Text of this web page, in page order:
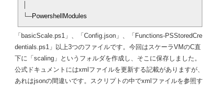
└─PowershellModules
「basicScale.ps1」、「Config.json」、「Functions-PSStoredCre
dentials.ps1」以上3つのファイルです。今回はスケーラVMのC直
下に「scaling」というフォルダを作成し、そこに保存しました。
公式ドキュメントにはxmlファイルを更新する記載がありますが、
あれはjsonの間違いです。スクリプトの中でxmlファイルを参照す